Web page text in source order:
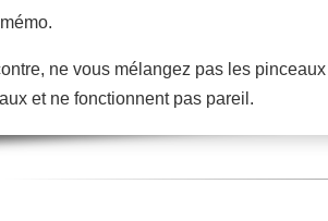
ne vous mélangez pas les
et ne fonctionnent pas pareil.